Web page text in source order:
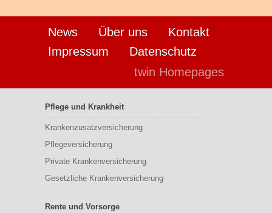
News Über uns
Kontakt
Impressum
Datenschutz
twin Homepages
Pflege und Krankheit
Krankenzusatzversicherung
Pflegeversicherung
Private Krankenversicherung
Gesetzliche Krankenversicherung
Rente und Vorsorge